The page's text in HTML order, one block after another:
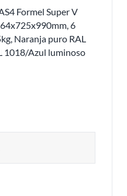
Formel Super V
6
Naranja puro RAL
1018/Azul luminoso